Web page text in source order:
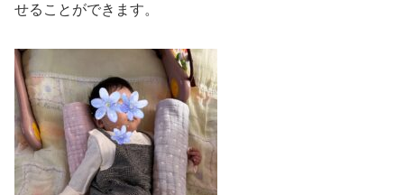
せることができます。